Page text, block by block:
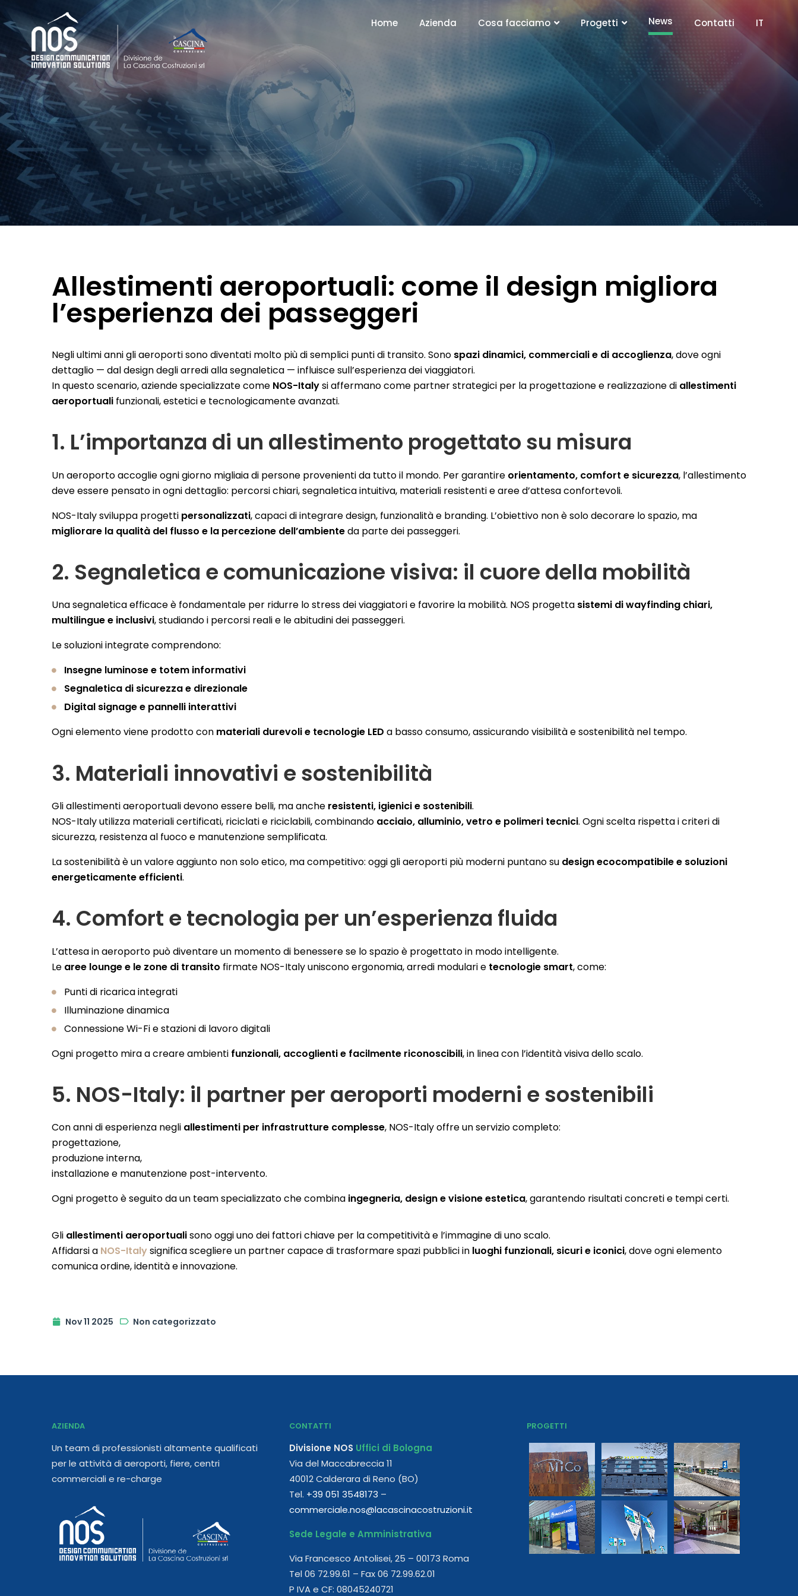
Home Azienda Cosa facciamo Progetti News Contatti IT
Allestimenti aeroportuali: come il design migliora
l’esperienza dei passeggeri
Negli ultimi anni gli aeroporti sono diventati molto più di semplici punti di transito. Sono spazi dinamici, commerciali e di accoglienza, dove ogni
dettaglio — dal design degli arredi alla segnaletica — influisce sull’esperienza dei viaggiatori.
In questo scenario, aziende specializzate come NOS-Italysi affermano come partner strategici per la progettazione e realizzazione di allestimenti
aeroportuali funzionali, estetici e tecnologicamente avanzati.
1. L’importanza di un allestimento progettato su misura
Un aeroporto accoglie ogni giorno migliaia di persone provenienti da tutto il mondo. Per garantire orientamento, comfort e sicurezza, l’allestimento
deve essere pensato in ogni dettaglio: percorsi chiari, segnaletica intuitiva, materiali resistenti e aree d’attesa confortevoli.
NOS-Italy sviluppa progetti personalizzati, capaci di integrare design, funzionalità e branding. L’obiettivo non è solo decorare lo spazio, ma
migliorare la qualità del flusso e la percezione dell’ambienteda parte dei passeggeri.
2. Segnaletica e comunicazione visiva: il cuore della mobilità
Una segnaletica efficace è fondamentale per ridurre lo stress dei viaggiatori e favorire la mobilità. NOS progetta sistemi di wayfinding chiari,
multilingue e inclusivi, studiando i percorsi reali e le abitudini dei passeggeri.
Le soluzioni integrate comprendono:
Insegne luminose e totem informativi
Segnaletica di sicurezza e direzionale
Digital signage e pannelli interattivi
Ogni elemento viene prodotto con materiali durevoli e tecnologie LED a basso consumo, assicurando visibilità e sostenibilità nel tempo.
3. Materiali innovativi e sostenibilità
Gli allestimenti aeroportuali devono essere belli, ma anche resistenti, igienici e sostenibili.
NOS-Italy utilizza materiali certificati, riciclati e riciclabili, combinando acciaio, alluminio, vetro e polimeri tecnici. Ogni scelta rispetta i criteri di
sicurezza, resistenza al fuoco e manutenzione semplificata.
La sostenibilità è un valore aggiunto non solo etico, ma competitivo: oggi gli aeroporti più moderni puntano su design ecocompatibile e soluzioni
energeticamente efficienti.
4. Comfort e tecnologia per un’esperienza fluida
L’attesa in aeroporto può diventare un momento di benessere se lo spazio è progettato in modo intelligente.
Le aree lounge e le zone di transito firmate NOS-Italy uniscono ergonomia, arredi modulari e tecnologie smart, come:
Punti di ricarica integrati
Illuminazione dinamica
Connessione Wi-Fi e stazioni di lavoro digitali
Ogni progetto mira a creare ambienti funzionali, accoglienti e facilmente riconoscibili, in linea con l’identità visiva dello scalo.
5. NOS-Italy: il partner per aeroporti moderni e sostenibili
Con anni di esperienza negli allestimenti per infrastrutture complesse, NOS-Italy offre un servizio completo:
progettazione,
produzione interna,
installazione e manutenzione post-intervento.
Ogni progetto è seguito da un team specializzato che combina ingegneria, design e visione estetica, garantendo risultati concreti e tempi certi.
Gli allestimenti aeroportualisono oggi uno dei fattori chiave per la competitività e l’immagine di uno scalo.
Affidarsi a NOS-Italysignifica scegliere un partner capace di trasformare spazi pubblici in luoghi funzionali, sicuri e iconici, dove ogni elemento
comunica ordine, identità e innovazione.
Nov 11 2025 Non categorizzato
AZIENDA
Un team di professionisti altamente qualificati
per le attività di aeroporti, fiere, centri
commerciali e re-charge
CONTATTI
Divisione NOS Uffici di Bologna
Via del Maccabreccia 11
40012 Calderara di Reno (BO)
Tel. +39 051 3548173 –
commerciale.nos@lacascinacostruzioni.it
Sede Legale e Amministrativa
Via Francesco Antolisei, 25 – 00173 Roma
Tel 06 72.99.61 – Fax 06 72.99.62.01
P IVA e CF: 08045240721
PROGETTI